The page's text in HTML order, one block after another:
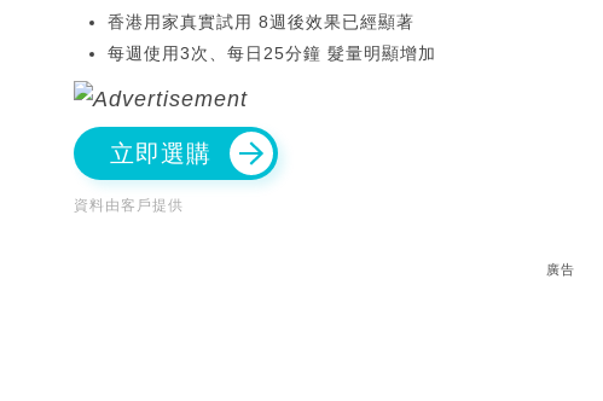
香港用家真實試用 8週後效果已經顯著
每週使用3次、每日25分鐘 髮量明顯增加
立即選購
資料由客戶提供
廣告